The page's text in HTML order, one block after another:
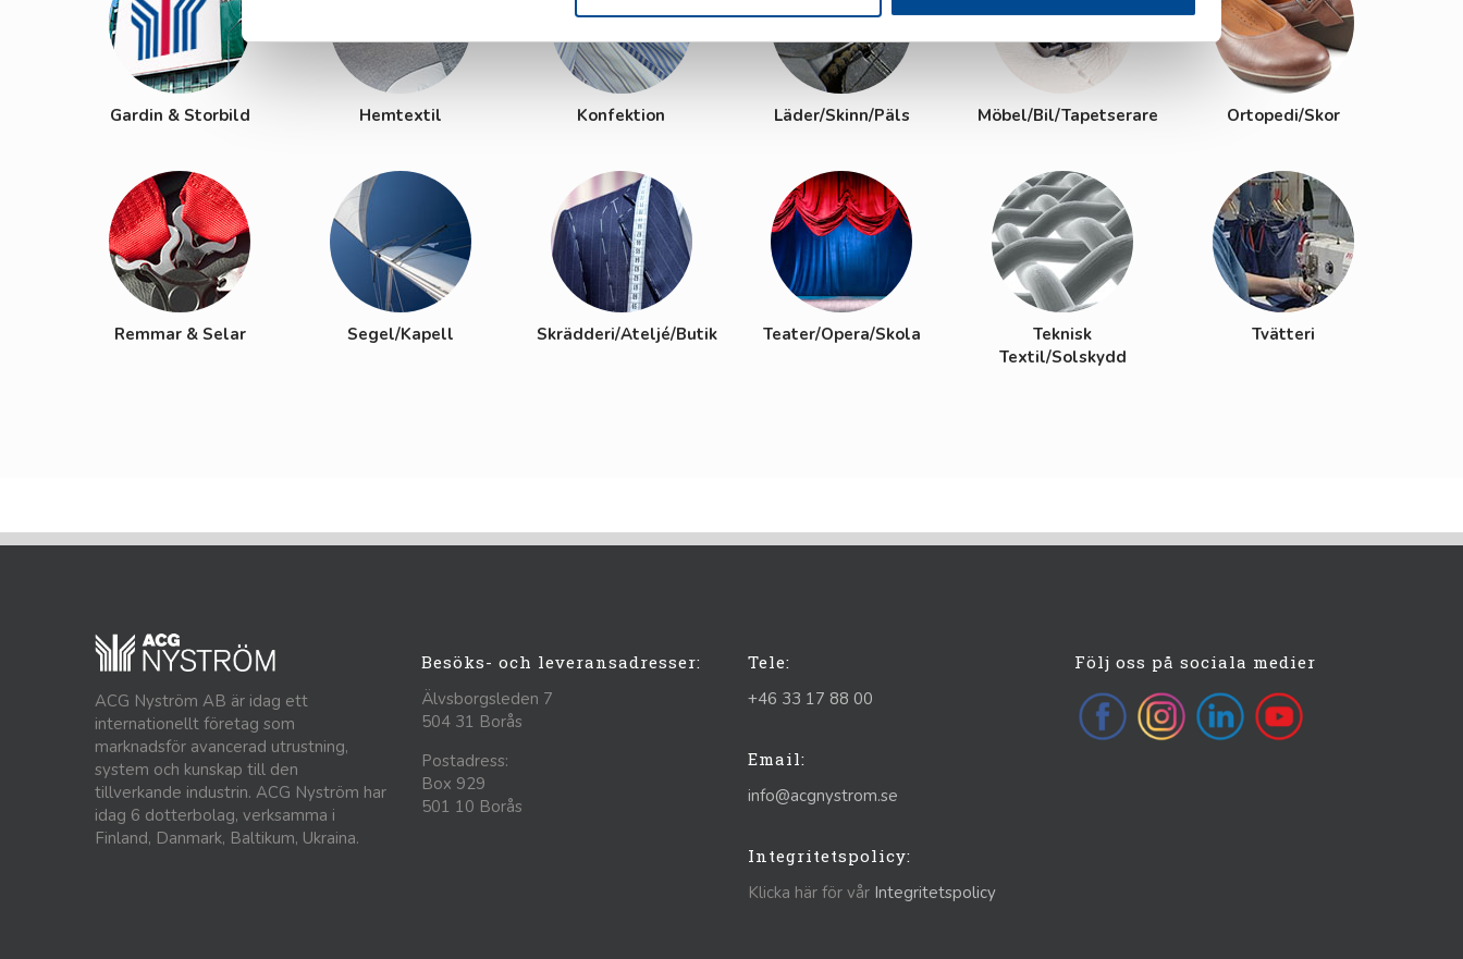
Gardin & Storbild Hemtextil Konfektion Läder/Skinn/Päls Möbel/Bil/Tapetserare Ortopedi/Skor
Remmar & Selar Segel/Kapell Skrädderi/Ateljé/Butik Teater/Opera/Skola
Teknisk
Textil/Solskydd
Tvätteri
ACG Nyström AB är idag ett
internationellt företag som
marknadsför avancerad utrustning,
system och kunskap till den
tillverkande industrin. ACG Nyström har
idag 6 dotterbolag, verksamma i
Finland, Danmark, Baltikum, Ukraina.
Besöks- och leveransadresser:
Älvsborgsleden 7
504 31 Borås
Postadress:
Box 929
501 10 Borås
Tele:
+46 33 17 88 00
Email:
info@acgnystrom.se
Integritetspolicy:
Klicka här för vår Integritetspolicy
Följ oss på sociala medier